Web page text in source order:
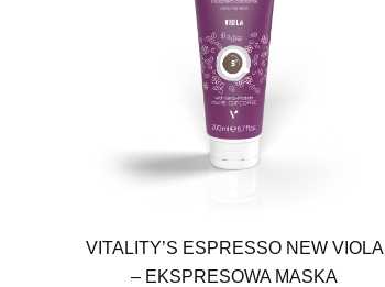
VITALITY’S ESPRESSO NEW VIOLA
– EKSPRESOWA MASKA